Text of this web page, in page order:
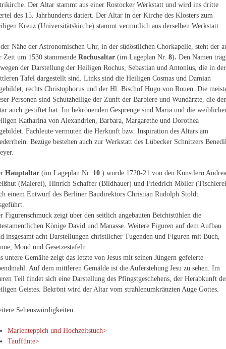
Der Altar stammt aus einer Rostocker Werkstatt und wird ins dritte
des 15. Jahrhunderts datiert. Der Altar in der Kirche des Klosters zum
Kreuz (Universitätskirche) stammt vermutlich aus derselben Werkstatt.
Nähe der Astronomischen Uhr, in der südöstlichen Chorkapelle, steht der
Zeit um 1530 stammende Rochusaltar (im Lageplan Nr. 8). Den Namen
der Darstellung der Heiligen Rochus, Sebastian und Antonius, die in der
Tafel dargestellt sind. Links sind die Heiligen Cosmas und Damian
rechts Christophorus und der Hl. Bischof Hugo von Rouen. Die
Personen sind Schutzheilige der Zunft der Barbiere und Wundärzte, die
auch gestiftet hat. Im bekrönenden Gesprenge sind Maria und die
Katharina von Alexandrien, Barbara, Margarethe und Dorothea
Fachleute vermuten die Herkunft bzw. Inspiration des Altars am
Bezüge bestehen auch zur Werkstatt des Lübecker Schnitzers
Hauptaltar (im Lageplan Nr. 10 ) wurde 1720-21 von den Künstlern
(Malerei), Hinrich Schaffer (Bildhauer) und Friedrich Möller
einem Entwurf des Berliner Baudirektors Christian Rudolph Stoldt
Figurenschmuck zeigt über den seitlich angebauten Beichtstühlen die
Könige David und Manasse. Weitere Figuren auf dem Aufbau
insgesamt acht Darstellungen christlicher Tugenden und Figuren mit Buch,
Mond und Gesetzestafeln.
untere Gemälte zeigt das letzte von Jesus mit seinen Jüngern gefeierte
Auf dem mittleren Gemälde ist die Auferstehung Jesu zu sehen. Im
Teil findet sich eine Darstellung des Pfingstgeschehens, der Herabkunft
Geistes. Bekrönt wird der Altar vom strahlenumkränzten Auge Gottes.
Sehenswürdigkeiten:
Marienteppich und Hochzeitstuch>
Tauffünte>